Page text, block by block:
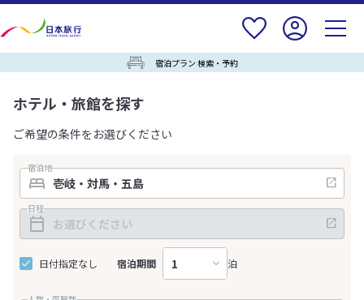
宿泊プラン 検索・予約
ホテル・旅館を探す
ご希望の条件をお選びください
宿泊地
日程
日付指定なし 宿泊期間 泊